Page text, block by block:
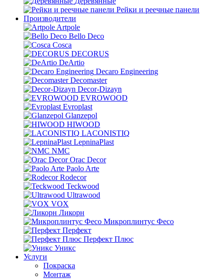
Рейки и реечные панели
Производители
Artpole
Bello Deco
Cosca
DECORUS
DeArtio
Decaro Engineering
Decomaster
Decor-Dizayn
EVROWOOD
Evroplast
Glanzepol
HIWOOD
LACONISTIQ
LepninaPlast
NMC
Orac Decor
Paolo Arte
Rodecor
Teckwood
Ultrawood
VOX
Ликорн
Микроплинтус Фесо
Перфект
Перфект Плюс
Уникс
Услуги
Покраска
Монтаж